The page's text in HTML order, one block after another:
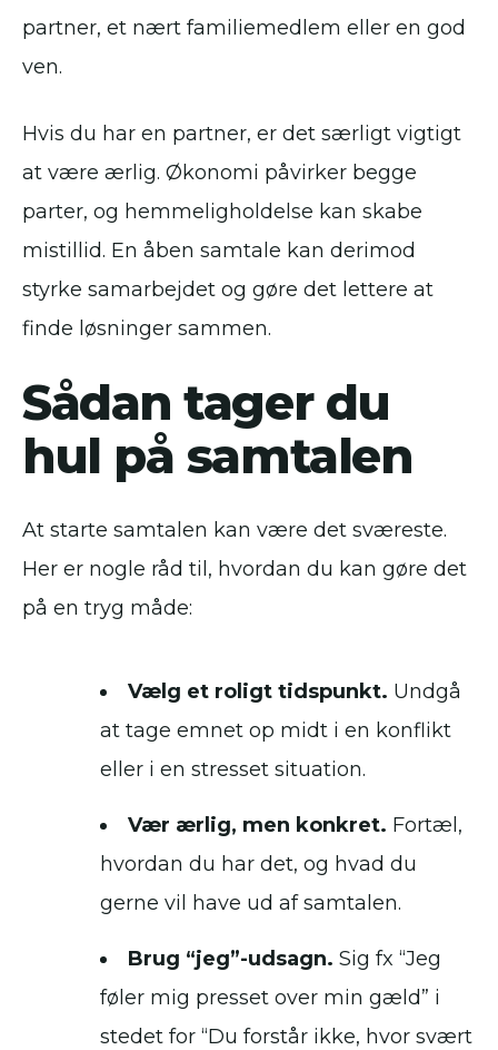
partner, et nært familiemedlem eller en god
ven.
Hvis du har en partner, er det særligt vigtigt
at være ærlig. Økonomi påvirker begge
parter, og hemmeligholdelse kan skabe
mistillid. En åben samtale kan derimod
styrke samarbejdet og gøre det lettere at
finde løsninger sammen.
Sådan tager du
hul på samtalen
At starte samtalen kan være det sværeste.
Her er nogle råd til, hvordan du kan gøre det
på en tryg måde:
Vælg et roligt tidspunkt. Undgå
at tage emnet op midt i en konflikt
eller i en stresset situation.
Vær ærlig, men konkret. Fortæl,
hvordan du har det, og hvad du
gerne vil have ud af samtalen.
Brug “jeg”-udsagn. Sig fx “Jeg
føler mig presset over min gæld” i
stedet for “Du forstår ikke, hvor svært